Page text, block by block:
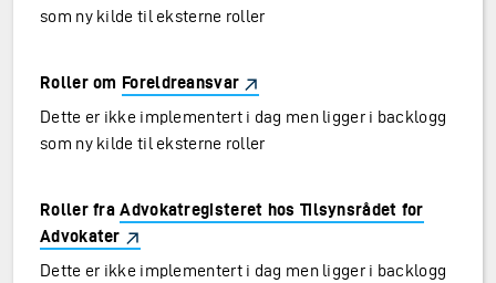
som ny kilde til eksterne roller
Roller om Foreldreansvar
Dette er ikke implementert i dag men ligger i backlogg
som ny kilde til eksterne roller
Roller fraAdvokatregisteret hos Tilsynsrådet for
Advokater
Dette er ikke implementert i dag men ligger i backlogg